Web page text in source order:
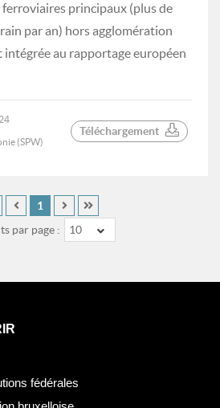
ferroviaires principaux (plus de
par an) hors agglomération
intégrée au rapportage européen
(SPW)
Téléchargement
par page : 10
1
fédérales